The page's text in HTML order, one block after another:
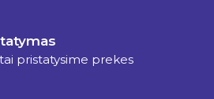
pristatysime prekes